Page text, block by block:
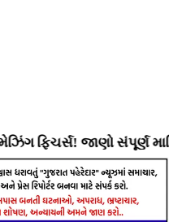
જાણો સંપૂર્ણ માહિતી